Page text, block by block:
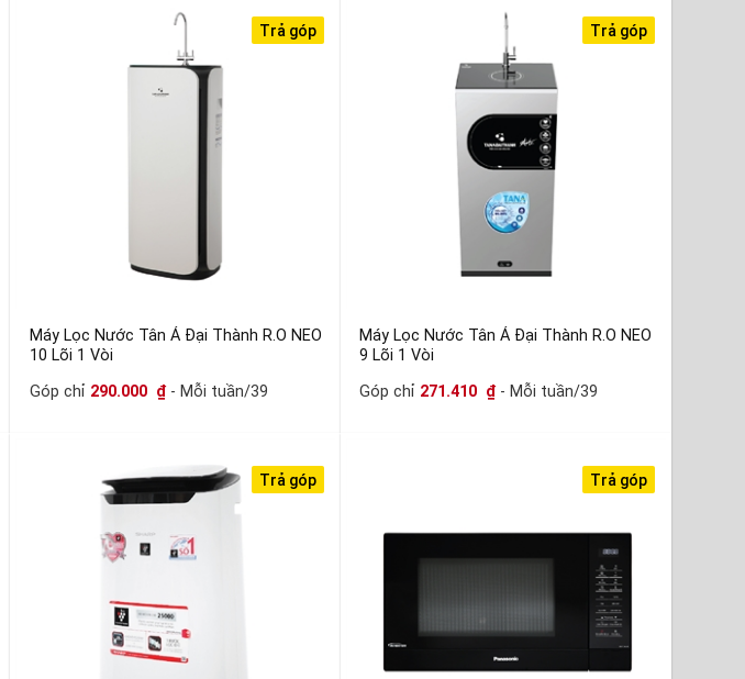
Trả góp
Máy Lọc Nước Tân Á Đại Thành R.O NEO
10 Lõi 1 Vòi
Góp chỉ 290.000 ₫ - Mỗi tuần/39
Trả góp
Máy Lọc Nước Tân Á Đại Thành R.O NEO
9 Lõi 1 Vòi
Góp chỉ 271.410 ₫ - Mỗi tuần/39
Trả góp Trả góp